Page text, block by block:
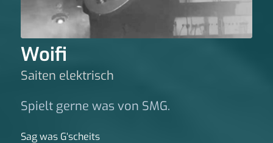
Woifi
Saiten elektrisch
Spielt gerne was von SMG.
Sag was G‘scheits